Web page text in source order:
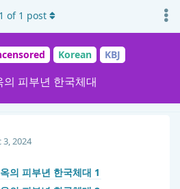
Korean KBJ
의 피부년 한국체대
1 of 1 post
3, 2024